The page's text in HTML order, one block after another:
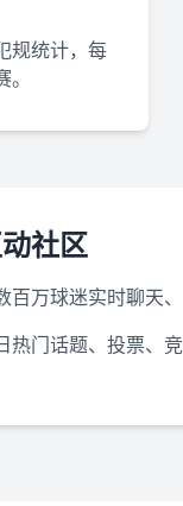
规统计，每
社区
百万球迷实时聊天
热门话题、投票、